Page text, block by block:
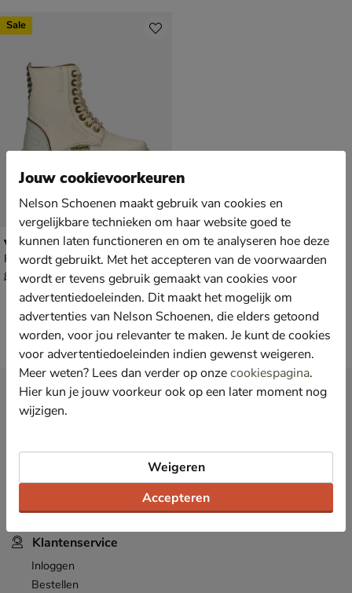
Vingino Jennifer
Rits- & gesloten boots - wit
van € 89,99 vanaf € 55,99
89 99 v.a.55,99
Sale
Klantenservice
Inloggen
Bestellen
Nieuwsbrief
Ontvang € 10,- welkomstkorting
Jouw cookievoorkeuren
Nelson Schoenen maakt gebruik van cookies en
vergelijkbare technieken om haar website goed te
kunnen laten functioneren en om te analyseren hoe deze
wordt gebruikt. Met het accepteren van de voorwaarden
wordt er tevens gebruik gemaakt van cookies voor
advertentiedoeleinden. Dit maakt het mogelijk om
advertenties van Nelson Schoenen, die elders getoond
worden, voor jou relevanter te maken. Je kunt de cookies
voor advertentiedoeleinden indien gewenst weigeren.
Meer weten? Lees dan verder op onzecookiespagina.
Hier kun je jouw voorkeur ook op een later moment nog
wijzigen.
Accepteren
Weigeren